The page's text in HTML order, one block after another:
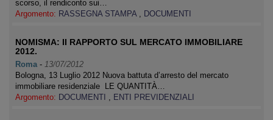
scorso, il rendiconto sui…
Argomento: RASSEGNA STAMPA , DOCUMENTI
NOMISMA: II RAPPORTO SUL MERCATO IMMOBILIARE
2012.
Roma - 13/07/2012
Bologna, 13 Luglio 2012 Nuova battuta d’arresto del mercato
immobiliare residenziale LE QUANTITÀ…
Argomento: DOCUMENTI , ENTI PREVIDENZIALI